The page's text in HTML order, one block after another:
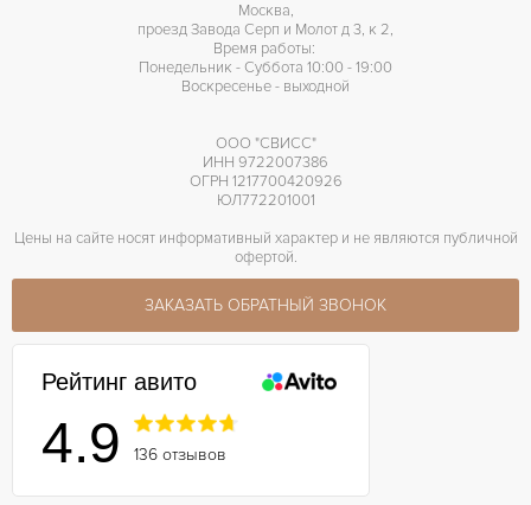
Москва,
проезд Завода Серп и Молот д 3, к 2,
Время работы:
Понедельник - Суббота 10:00 - 19:00
Воскресенье - выходной
ООО "СВИСС"
ИНН 9722007386
ОГРН 1217700420926
ЮЛ772201001
Цены на сайте носят информативный характер и не являются публичной
офертой.
ЗАКАЗАТЬ ОБРАТНЫЙ ЗВОНОК
Рейтинг авито
4.9 136 отзывов